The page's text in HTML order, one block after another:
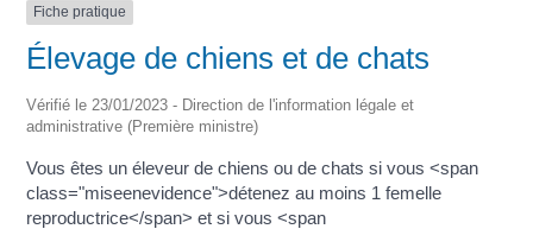
Fiche pratique
Élevage de chiens et de chats
Vérifié le 23/01/2023 - Direction de l'information légale et
administrative (Première ministre)
Vous êtes un éleveur de chiens ou de chats si vous <span
class="miseenevidence">détenez au moins 1 femelle
reproductrice</span> et si vous <span